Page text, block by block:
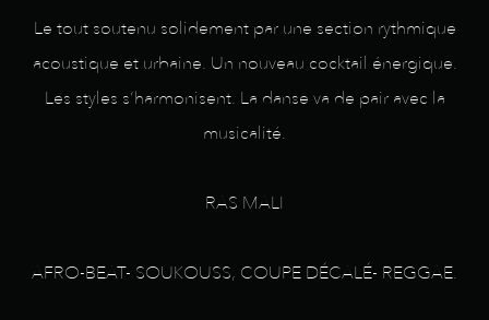
Le tout soutenu solidement par une section rythmique
acoustique et urbaine. Un nouveau cocktail énergique.
Les styles s’harmonisent. La danse va de pair avec la
musicalité.
RAS MALI
AFRO-BEAT- SOUKOUSS, COUPE DÉCALÉ- REGGAE.